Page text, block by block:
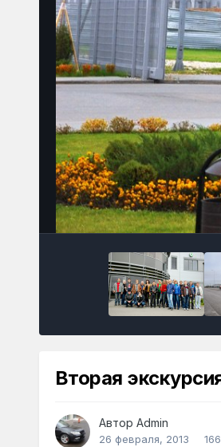
Вторая
Автор Admin
26 февраля, 2013